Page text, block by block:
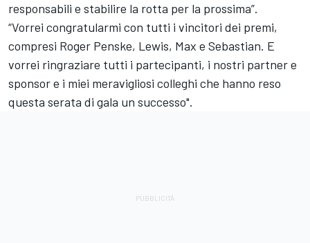
responsabili e stabilire la rotta per la prossima”.
“Vorrei congratularmi con tutti i vincitori dei premi,
compresi Roger Penske, Lewis, Max e Sebastian. E
vorrei ringraziare tutti i partecipanti, i nostri partner e
sponsor e i miei meravigliosi colleghi che hanno reso
questa serata di gala un successo".